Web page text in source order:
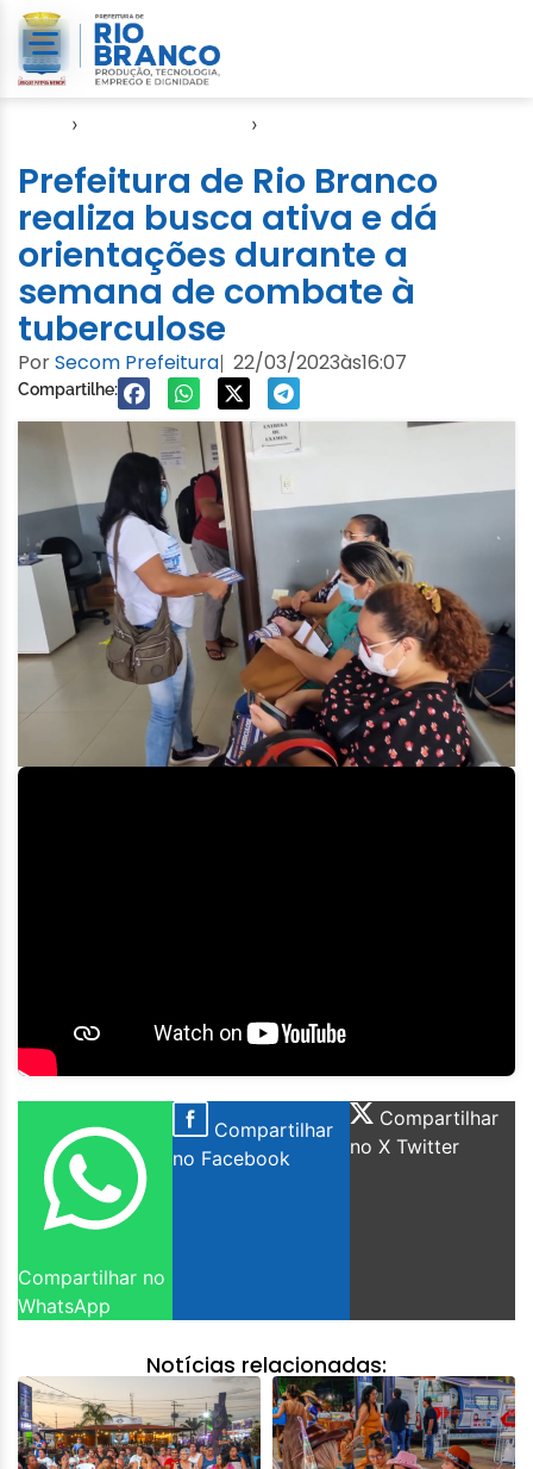
› ›
Prefeitura de Rio Branco
realiza busca ativa e dá
orientações durante a
semana de combate à
tuberculose
PorSecom Prefeitura| 22/03/2023às16:07
Compartilhe:
Compartilhar no
WhatsApp
Compartilhar
no Facebook
Compartilhar
no X Twitter
Notícias relacionadas: